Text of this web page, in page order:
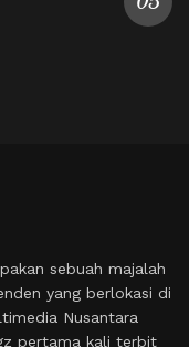
sebuah majalah
yang berlokasi di
Nusantara
pertama kali terbit